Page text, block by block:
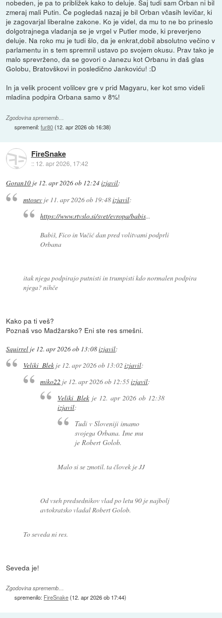
nobeden, je pa to približek kako to deluje. Saj tudi sam Orban ni bil
zmeraj mali Putin. Če pogledaš nazaj je bil Orban včasih levičar, ki
je zagovarjal liberalne zakone. Ko je videl, da mu to ne bo prineslo
dolgotrajnega vladanja se je vrgel v Putler mode, ki preverjeno
deluje. Na roko mu je tudi šlo, da je enkrat,dobil absolutno večino v
parlamentu in s tem spremnil ustavo po svojem okusu. Prav tako je
malo sprevrženo, da se govori o Janezu kot Orbanu in daš glas
Golobu, Bratovškovi in posledično Jankoviću! :D
In ja velik procent volilcev gre v prid Magyaru, ker kot smo videli
mladina podpira Orbana samo v 8%!
Zgodovina sprememb…
spremenil:fur80(12. apr 2026 ob 16:38)
FireSnake
:: 12. apr 2026, 17:42
Goran10 je 12. apr 2026 ob 12:24izjavil:
mtosevje 11. apr 2026 ob 19:48izjavil:
https://www.rtvslo.si/svet/evropa/babis...
Babiš, Fico in Vučić dan pred volitvami podprli
Orbana
itak njega podpirajo putnisti in trumpisti kdo normalen podpira
njega? nihče
Kako pa ti veš?
Poznaš vso Madžarsko? Eni ste res smešni.
Squirrel je 12. apr 2026 ob 13:08izjavil:
Veliki_Blekje 12. apr 2026 ob 13:02 izjavil:
miko22 je 12. apr 2026 ob 12:55izjavil:
Veliki_Blekje 12. apr 2026 ob 12:38
izjavil:
Tudi v Sloveniji imamo
svojega Orbana. Ime mu
je Robert Golob.
Malo si se zmotil. ta človek je JJ
Od vseh predsednikov vlad po letu 90 je najbolj
avtokratsko vladal Robert Golob.
To seveda ni res.
Seveda je!
Zgodovina sprememb…
spremenilo: FireSnake(12. apr 2026 ob 17:44)